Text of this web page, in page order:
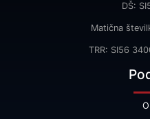
DŠ:
Matična
TRR: SI56